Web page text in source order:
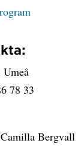
78 33
Bergvall